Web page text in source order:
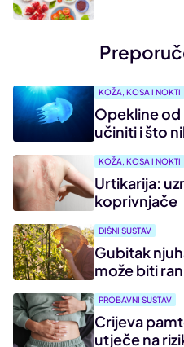
KOŽA, KOSA I NOKTI
Opekline od
učiniti i što
KOŽA, KOSA I NOKTI
Urtikarija:
koprivnjače
DIŠNI SUSTAV
Gubitak
može biti
PROBAVNI SUSTAV
Crijeva
utječe na